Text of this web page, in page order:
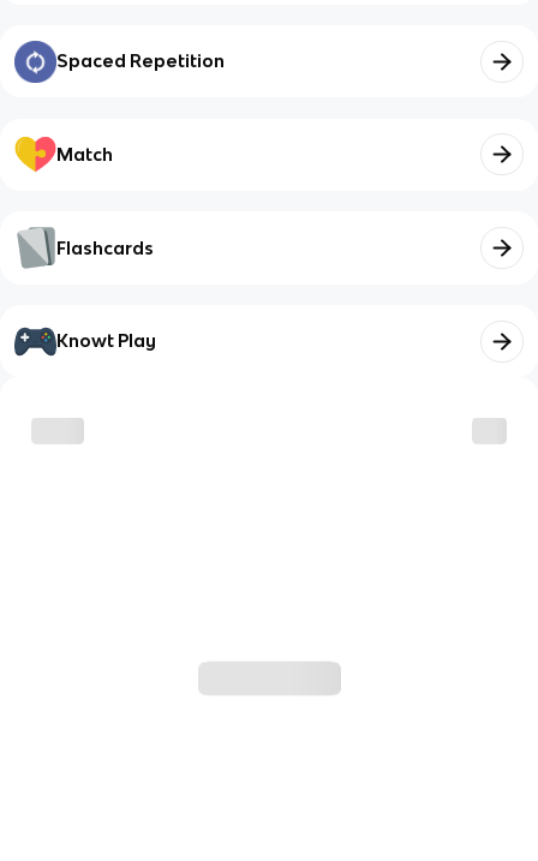
Spaced Repetition
Match
Flashcards
Knowt Play